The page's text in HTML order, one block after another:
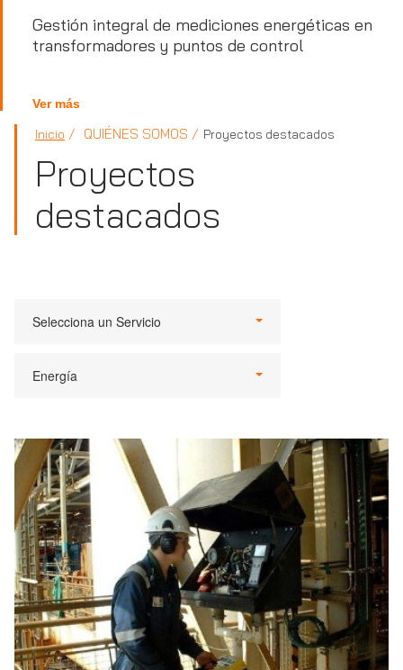
Gestión integral de mediciones energéticas en
transformadores y puntos de control
Ver más
Inicio QUIÉNES SOMOS Proyectos destacados
Proyectos
destacados
Selecciona un Servicio
Energía